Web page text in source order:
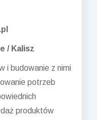
/ Kalisz
i budowanie z nimi
potrzeb
produktów